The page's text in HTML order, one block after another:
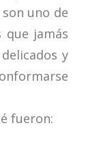
uno de
que jamás
y
fueron: